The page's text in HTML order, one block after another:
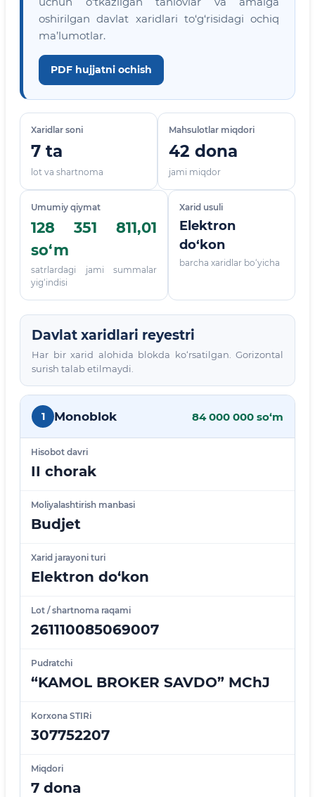
oshirilgan davlat xaridlari to‘g‘risidagi ochiq
ma’lumotlar.
PDF hujjatni ochish
Xaridlar soni
7 ta
lot va shartnoma
Mahsulotlar miqdori
42 dona
jami miqdor
Umumiy qiymat
128 351 811,01
so‘m
satrlardagi jami summalar
yig‘indisi
Xarid usuli
Elektron
do‘kon
barcha xaridlar bo‘yicha
Davlat xaridlari reyestri
Har bir xarid alohida blokda ko‘rsatilgan. Gorizontal
surish talab etilmaydi.
1 Monoblok 84 000 000 so‘m
Hisobot davri
II chorak
Moliyalashtirish manbasi
Budjet
Xarid jarayoni turi
Elektron do‘kon
Lot / shartnoma raqami
261110085069007
Pudratchi
“KAMOL BROKER SAVDO” MChJ
Korxona STIRi
307752207
Miqdori
7 dona